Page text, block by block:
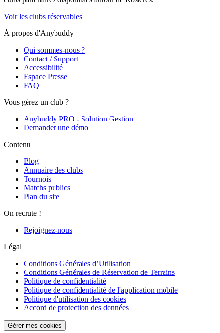
Voir les clubs réservables
À propos d'Anybuddy
Qui sommes-nous ?
Contact / Support
Accessibilité
Espace Presse
FAQ
Vous gérez un club ?
Anybuddy PRO - Solution Gestion
Demander une démo
Contenu
Blog
Annuaire des clubs
Tournois
Matchs publics
Plan du site
On recrute !
Rejoignez-nous
Légal
Conditions Générales d’Utilisation
Conditions Générales de Réservation de Terrains
Politique de confidentialité
Politique de confidentialité de l'application mobile
Politique d'utilisation des cookies
Accord de protection des données
Gérer mes cookies